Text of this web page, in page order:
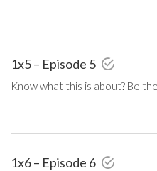
1x5 – Episode 5
Know what this is about? Be
1x6 – Episode 6